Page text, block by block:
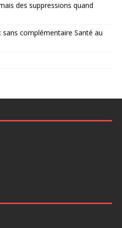
des suppressions quand
sans complémentaire Santé au